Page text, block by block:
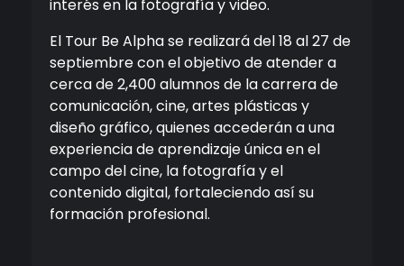
interés en la fotografía y video.
El Tour Be Alpha se realizará del 18 al 27 de
septiembre con el objetivo de atender a
cerca de 2,400 alumnos de la carrera de
comunicación, cine, artes plásticas y
diseño gráfico, quienes accederán a una
experiencia de aprendizaje única en el
campo del cine, la fotografía y el
contenido digital, fortaleciendo así su
formación profesional.